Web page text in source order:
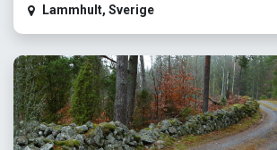
Lammhult, Sverige